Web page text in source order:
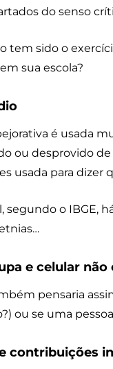
do senso
tem sido o
sua escola?
é usada
ou desprovido
usada para dizer
segundo o IBGE,
e celular não
pensaria
ou se uma
contribuições